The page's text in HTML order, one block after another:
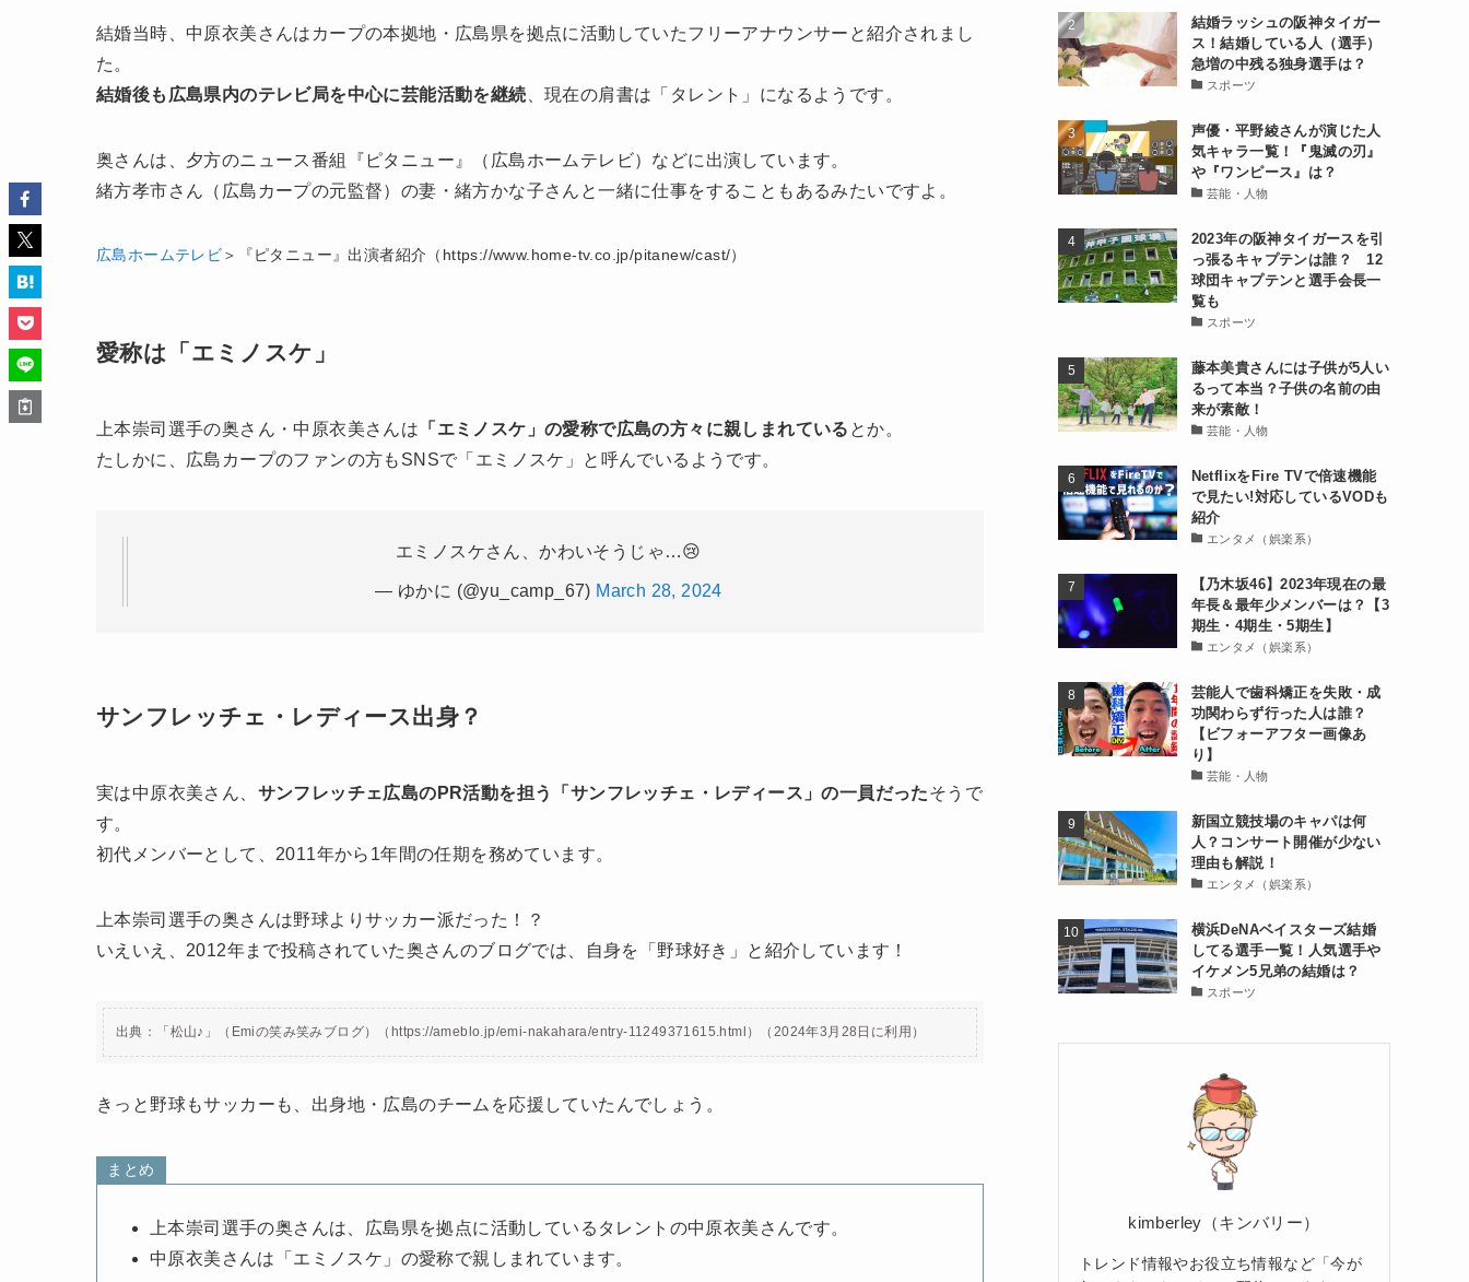
結婚当時、中原衣美さんはカープの本拠地・広島県を拠点に活動していたフリーアナウンサーと紹介されまし
た。
結婚後も広島県内のテレビ局を中心に芸能活動を継続、現在の肩書は「タレント」になるようです。
奥さんは、夕方のニュース番組『ピタニュー』（広島ホームテレビ）などに出演しています。
緒方孝市さん（広島カープの元監督）の妻・緒方かな子さんと一緒に仕事をすることもあるみたいですよ。
広島ホームテレビ ＞『ピタニュー』出演者紹介（https://www.home-tv.co.jp/pitanew/cast/）
愛称は「エミノスケ」
上本崇司選手の奥さん・中原衣美さんは 「エミノスケ」の愛称で広島の方々に親しまれている とか。
たしかに、広島カープのファンの方もSNSで「エミノスケ」と呼んでいるようです。
実は中原衣美さん、
す。
上本崇司選手の奥さんは野球よりサッカー派だった！？
出典：「松山♪」（Emiの笑み笑みブログ）（https://ameblo.jp/emi-nakahara/entry-11249371615.html）（2024年3月28日に利用）
上本崇司選手の奥さんは、広島県を拠点に活動しているタレントの中原衣美さんです。
結婚ラッシュの阪神タイガー
ス！結婚している人（選手）
急増の中残る独身選手は？
スポーツ
声優・平野綾さんが演じた人
気キャラ一覧！『鬼滅の刃』
や『ワンピース』は？
芸能・人物
2023年の阪神タイガースを引
っ張るキャプテンは誰？ 12
球団キャプテンと選手会長一
覧も
スポーツ
藤本美貴さんには子供が5人い
るって本当？子供の名前の由
来が素敵！
芸能・人物
NetflixをFire TVで倍速機能
で見たい!対応しているVODも
紹介
エンタメ（娯楽系）
【乃木坂46】2023年現在の最
年長＆最年少メンバーは？【3
期生・4期生・5期生】
エンタメ（娯楽系）
芸能人で歯科矯正を失敗・成
功関わらず行った人は誰？
【ビフォーアフター画像あ
り】
芸能・人物
新国立競技場のキャパは何
人？コンサート開催が少ない
理由も解説！
エンタメ（娯楽系）
横浜DeNAベイスターズ結婚
してる選手一覧！人気選手や
イケメン5兄弟の結婚は？
スポーツ
kimberley（キンバリー）
トレンド情報やお役立ち情報など「今が